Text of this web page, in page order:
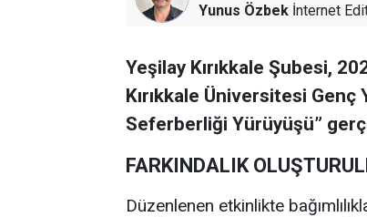
Yunus Özbek İnternet
Yeşilay Kırıkkale Şubesi,
Kırıkkale Üniversitesi Genç
Seferberliği Yürüyüşü”
FARKINDALIK
Düzenlenen etkinlikte